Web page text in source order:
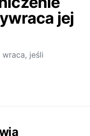
jej
jeśli